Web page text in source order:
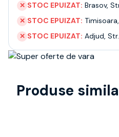
✕ STOC EPUIZAT: Brasov,
✕ STOC EPUIZAT: Timisoara,
✕ STOC EPUIZAT: Adjud,
Produse